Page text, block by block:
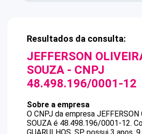
Resultados da consulta:
JEFFERSON
SOUZA - CNPJ
48.498.196/0001-12
Sobre a empresa
O CNPJ da empresa JEFFERSON
SOUZA é 48.498.196/0001-12.